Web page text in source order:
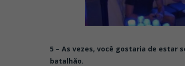
5 – As vezes, você gostaria de estar
batalhão.